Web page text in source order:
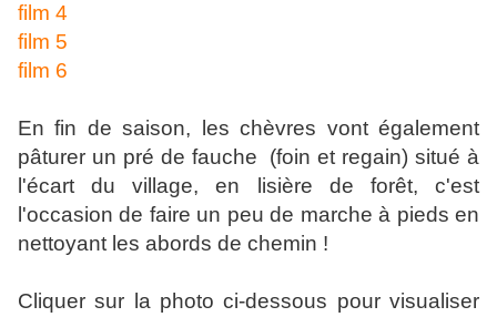
film 4
film 5
film 6
En fin de saison, les chèvres vont également
pâturer un pré de fauche (foin et regain) situé à
l'écart du village, en lisière de forêt, c'est
l'occasion de faire un peu de marche à pieds en
nettoyant les abords de chemin !
Cliquer sur la photo ci-dessous pour visualiser